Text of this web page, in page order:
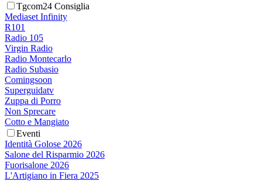
Tgcom24 Consiglia
Mediaset Infinity
R101
Radio 105
Virgin Radio
Radio Montecarlo
Radio Subasio
Comingsoon
Superguidatv
Zuppa di Porro
Non Sprecare
Cotto e Mangiato
Eventi
Identità Golose 2026
Salone del Risparmio 2026
Fuorisalone 2026
L'Artigiano in Fiera 2025